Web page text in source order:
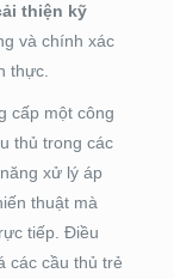
thiện kỹ
và chính xác
thực.
cấp một công
thủ trong các
xử lý áp
thuật mà
tiếp. Điều
các cầu thủ trẻ